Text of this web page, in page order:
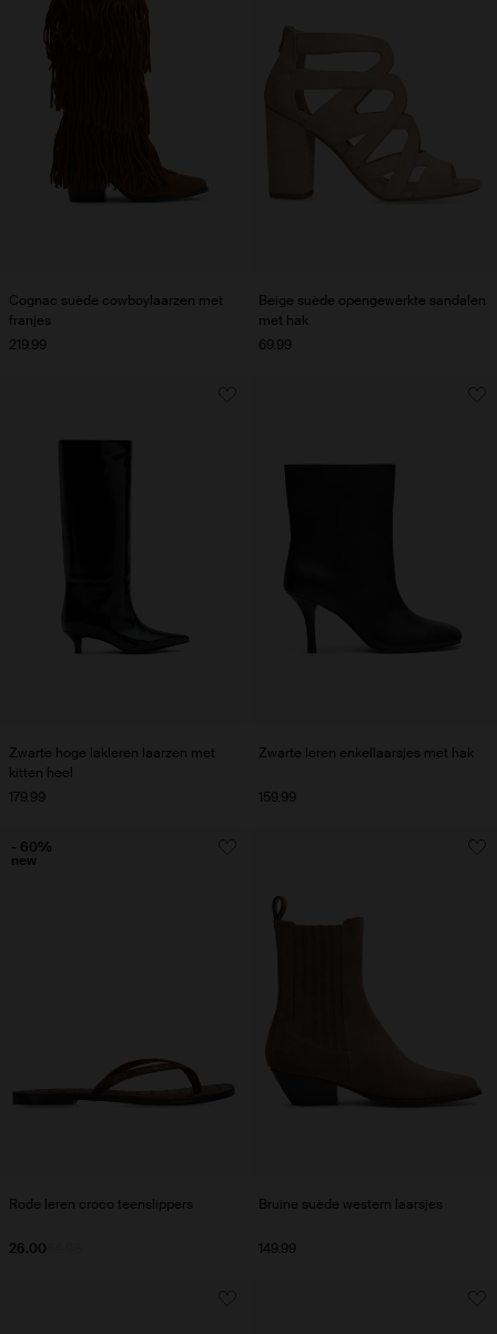
Cognac suède cowboylaarzen met
franjes
219.99
Beige suède opengewerkte sandalen
met hak
69.99
Zwarte hoge lakleren laarzen met
kitten heel
179.99
Zwarte leren enkellaarsjes met hak
159.99
Rode leren croco teenslippers
26.00
- 60%
new
Bruine suède western laarsjes
149.99